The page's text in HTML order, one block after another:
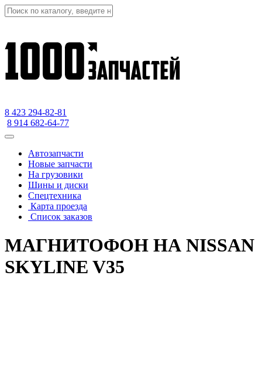
8 423 294-82-81
8 914 682-64-77
Автозапчасти
Новые запчасти
На грузовики
Шины и диски
Спецтехника
Карта проезда
Список заказов
МАГНИТОФОН НА NISSAN
SKYLINE V35